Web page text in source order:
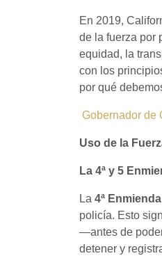
En 2019,
de la fuerza por
equidad, la
con los
por qué
Gobernador de
Uso de la
La 4ª y 5
La 4ª Enmienda
policía. Esto
—antes de
detener y